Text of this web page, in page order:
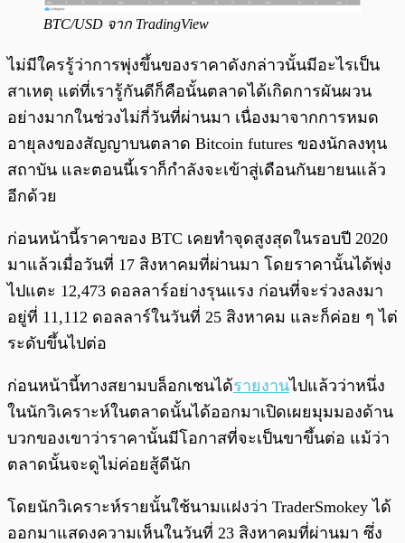
BTC/USD จาก TradingView
ไม่มีใครรู้ว่าการพุ่งขึ้นของราคาดังกล่าวนั้นมีอะไรเป็น
สาเหตุ แต่ที่เรารู้กันดีก็คือนั้นตลาดได้เกิดการผันผวน
อย่างมากในช่วงไม่กี่วันที่ผ่านมา เนื่องมาจากการหมด
อายุลงของสัญญาบนตลาด Bitcoin futures ของนักลงทุน
สถาบัน และตอนนี้เราก็กำลังจะเข้าสู่เดือนกันยายนแล้ว
อีกด้วย
ก่อนหน้านี้ราคาของ BTC เคยทำจุดสูงสุดในรอบปี 2020
มาแล้วเมื่อวันที่ 17 สิงหาคมที่ผ่านมา โดยราคานั้นได้พุ่ง
ไปแตะ 12,473 ดอลลาร์อย่างรุนแรง ก่อนที่จะร่วงลงมา
อยู่ที่ 11,112 ดอลลาร์ในวันที่ 25 สิงหาคม และก็ค่อย ๆ ไต่
ระดับขึ้นไปต่อ
ก่อนหน้านี้ทางสยามบล็อกเชนได้รายงานไปแล้วว่าหนึ่ง
ในนักวิเคราะห์ในตลาดนั้นได้ออกมาเปิดเผยมุมมองด้าน
บวกของเขาว่าราคานั้นมีโอกาสที่จะเป็นขาขึ้นต่อ แม้ว่า
ตลาดนั้นจะดูไม่ค่อยสู้ดีนัก
โดยนักวิเคราะห์รายนั้นใช้นามแฝงว่า TraderSmokey ได้
ออกมาแสดงความเห็นในวันที่ 23 สิงหาคมที่ผ่านมา ซึ่ง